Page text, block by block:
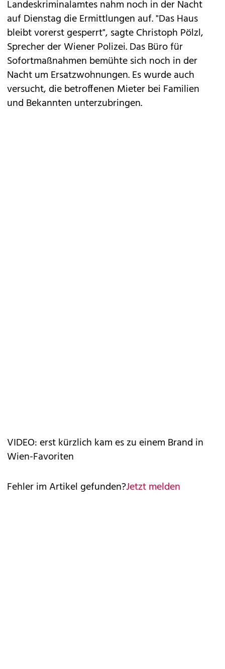
Landeskriminalamtes nahm noch in der Nacht
auf Dienstag die Ermittlungen auf. "Das Haus
bleibt vorerst gesperrt", sagte Christoph Pölzl,
Sprecher der Wiener Polizei. Das Büro für
Sofortmaßnahmen bemühte sich noch in der
Nacht um Ersatzwohnungen. Es wurde auch
versucht, die betroffenen Mieter bei Familien
und Bekannten unterzubringen.
VIDEO: erst kürzlich kam es zu einem Brand in
Wien-Favoriten
Fehler im Artikel gefunden?Jetzt melden